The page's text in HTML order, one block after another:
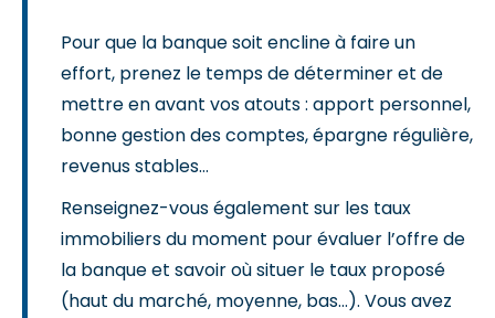
Pour que la banque soit encline à faire un
effort, prenez le temps de déterminer et de
mettre en avant vos atouts : apport personnel,
bonne gestion des comptes, épargne régulière,
revenus stables…
Renseignez-vous également sur les taux
immobiliers du moment pour évaluer l’offre de
la banque et savoir où situer le taux proposé
(haut du marché, moyenne, bas…). Vous avez